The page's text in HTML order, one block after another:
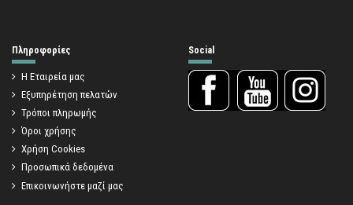
Πληροφορίες
Η Εταιρεία μας
Εξυπηρέτηση πελατών
Τρόποι πληρωμής
Όροι χρήσης
Χρήση Cookies
Προσωπικά δεδομένα
Επικοινωνήστε μαζί μας
Social